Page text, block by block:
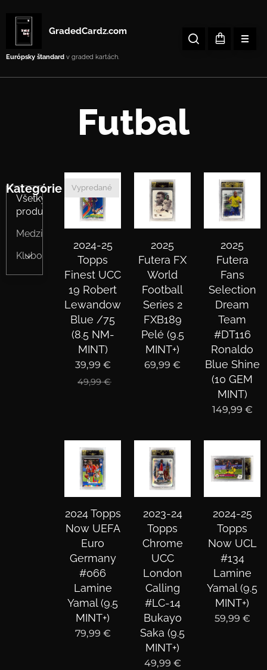
GradedCardz.com
Európsky štandard v graded kartách.
Futbal
Kategórie
Všetky
produkty
Medzinárodný
Klubový
2024-25
Topps
Finest UCC
19 Robert
Lewandowski
Blue /75
(8.5 NM-
MINT)
Vypredané
39,99 €
49,99€
2025
Futera FX
World
Football
Series 2
FXB189
Pelé (9.5
MINT+)
69,99 €
2025
Futera
Fans
Selection
Dream
Team
#DT116
Ronaldo
Blue Shine
(10 GEM
MINT)
149,99 €
2024 Topps
Now UEFA
Euro
Germany
#066
Lamine
Yamal (9.5
MINT+)
79,99 €
2023-24
Topps
Chrome
UCC
London
Calling
#LC-14
Bukayo
Saka (9.5
MINT+)
49,99 €
2024-25
Topps
Now UCL
#134
Lamine
Yamal (9.5
MINT+)
59,99 €